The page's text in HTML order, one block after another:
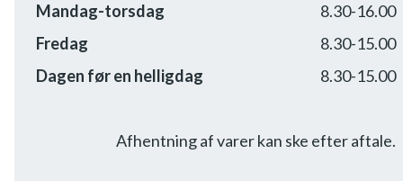
Mandag-torsdag
8.30-16.00
Fredag
8.30-15.00
Dagen før en helligdag
8.30-15.00
Afhentning af varer kan ske efter aftale.